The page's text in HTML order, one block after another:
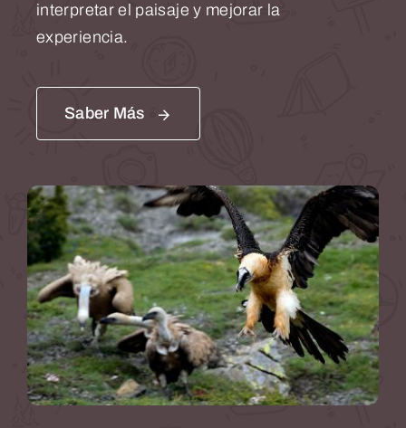
interpretar el paisaje y mejorar la
experiencia.
Saber Más